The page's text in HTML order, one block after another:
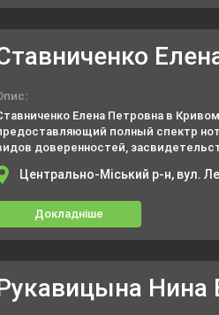
Елена Петровна в
полный спектр
доверенностей,
уставных документах,
лиц на банковских
Центрально-Міський р-н, вул.
Докладніше
Нина